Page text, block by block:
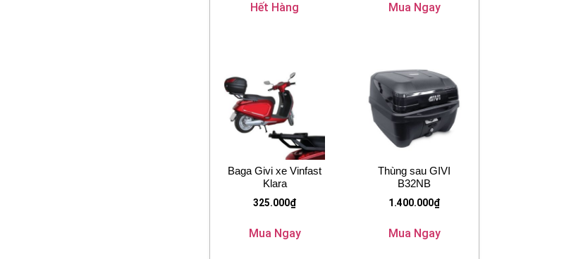
Hết Hàng Mua Ngay
Baga Givi xe Vinfast
Klara
325.000₫
Mua Ngay
Thùng sau GIVI
B32NB
1.400.000₫
Mua Ngay